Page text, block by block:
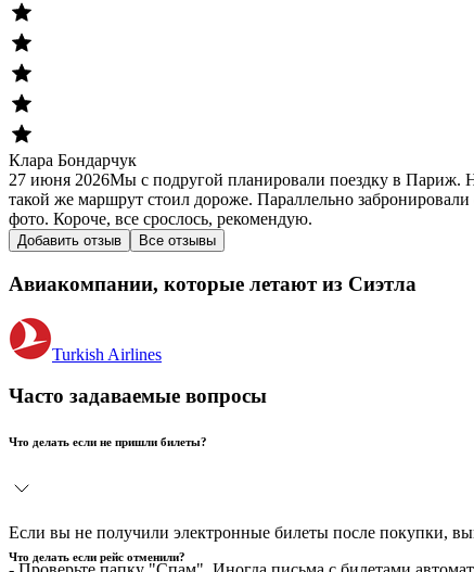
Клара Бондарчук
27 июня 2026Мы с подругой планировали поездку в Париж.
такой же маршрут стоил дороже. Параллельно
фото. Короче, все срослось, рекомендую.
Добавить отзыв Все отзывы
Авиакомпании, которые летают из Сиэтла
Turkish Airlines
Часто задаваемые вопросы
Что делать если не пришли билеты?
Если вы не получили электронные билеты после покупки,
Что делать если рейс отменили?